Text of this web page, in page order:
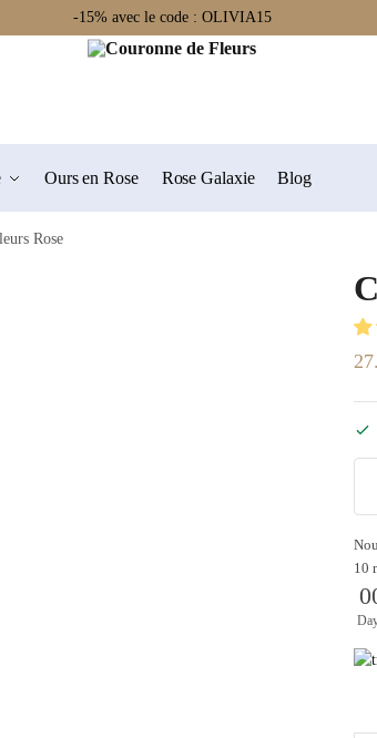
-15% avec le code : OLIVIA15
Ours en Rose Rose Galaxie Blog
Rose
10